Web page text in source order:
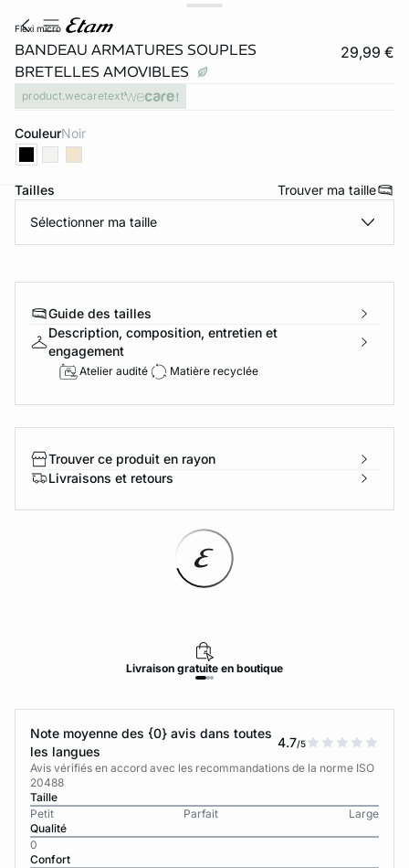
flexi micro
BANDEAU ARMATURES SOUPLES
BRETELLES AMOVIBLES
29,99 €
product.wecaretext
Couleur noir
Tailles Trouver ma taille
Sélectionner ma taille
Guide des tailles
Description, composition, entretien et
engagement
Atelier audité Matière recyclée
Trouver ce produit en rayon
Livraisons et retours
Livraison gratuite en boutique
Note moyenne des {0} avis dans toutes
les langues
4.7/5
Avis vérifiés en accord avec les recommandations de la norme ISO
20488
Taille
Petit
Parfait
Large
Qualité
0
Confort